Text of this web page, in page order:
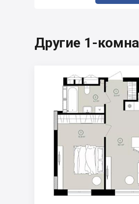
Другие 1-